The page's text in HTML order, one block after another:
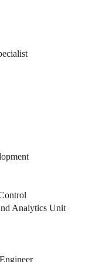
Analytics Unit